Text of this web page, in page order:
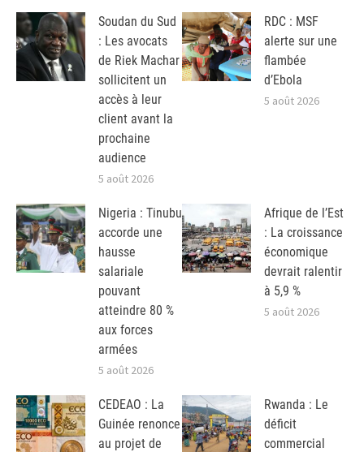
Soudan du Sud
: Les avocats
de Riek Machar
sollicitent un
accès à leur
client avant la
prochaine
audience
5 août 2026
RDC : MSF
alerte sur une
flambée
d’Ebola
5 août 2026
Nigeria : Tinubu
accorde une
hausse
salariale
pouvant
atteindre 80 %
aux forces
armées
5 août 2026
Afrique de l’Est
: La croissance
économique
devrait ralentir
à 5,9 %
5 août 2026
CEDEAO : La
Guinée renonce
au projet de
Rwanda : Le
déficit
commercial